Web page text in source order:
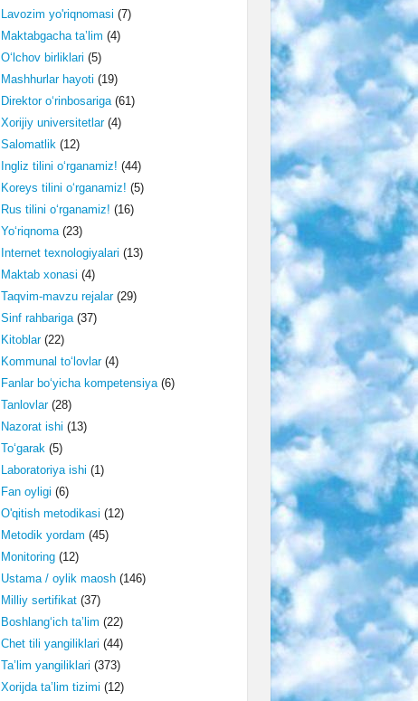
Lavozim yo'riqnomasi (7)
Maktabgacha ta’lim (4)
O‘lchov birliklari (5)
Mashhurlar hayoti (19)
Direktor o‘rinbosariga(61)
Xorijiy universitetlar(4)
Salomatlik(12)
Ingliz tilini o‘rganamiz! (44)
Koreys tilini o‘rganamiz! (5)
Rus tilini o‘rganamiz! (16)
Yo‘riqnoma(23)
Internet texnologiyalari (13)
Maktab xonasi (4)
Taqvim-mavzu rejalar(29)
Sinf rahbariga(37)
Kitoblar(22)
Kommunal to‘lovlar(4)
Fanlar bo‘yicha kompetensiya(6)
Tanlovlar(28)
Nazorat ishi (13)
To‘garak(5)
Laboratoriya ishi (1)
Fan oyligi (6)
O'qitish metodikasi (12)
Metodik yordam (45)
Monitoring(12)
Ustama / oylik maosh(146)
Milliy sertifikat(37)
Boshlang‘ich ta’lim (22)
Chet tili yangiliklari (44)
Ta’lim yangiliklari (373)
Xorijda ta’lim tizimi (12)